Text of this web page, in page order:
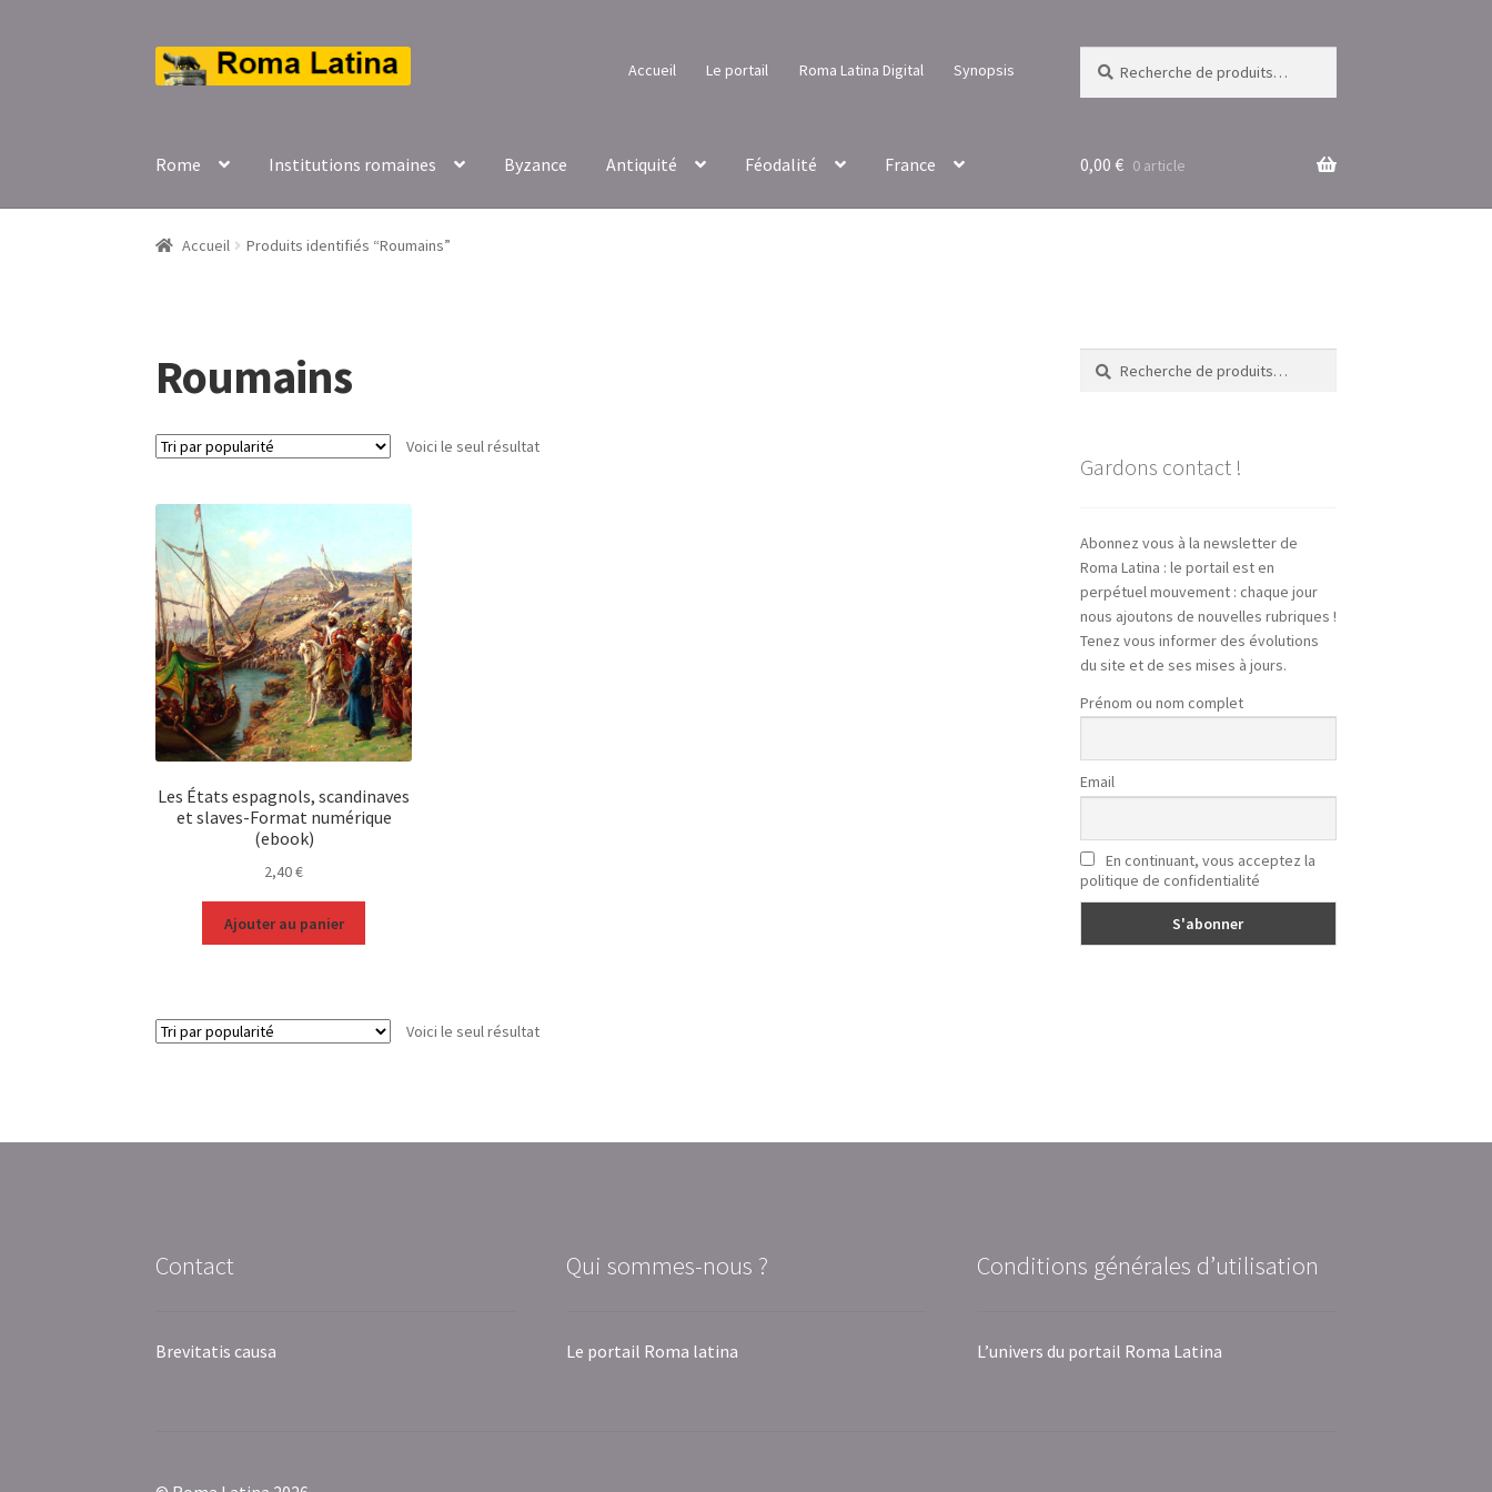
Aller
à
Aller
au
Accueil Le portail Roma Latina Digital Synopsis
pour :
Rome Institutions romaines Byzance Antiquité Féodalité France 0,00 € 0 article
Accueil Produits identifiés “Roumains”
Roumains
Voici le seul résultat
Les États espagnols, scandinaves
et slaves-Format numérique
(ebook)
2,40€
Ajouter au panier
Voici le seul résultat
Recherche
pour :
Recherche
Gardons contact !
Abonnez vous à la newsletter de
Roma Latina : le portail est en
perpétuel mouvement : chaque jour
nous ajoutons de nouvelles rubriques !
Tenez vous informer des évolutions
du site et de ses mises à jours.
Prénom ou nom complet
Email
En continuant, vous acceptez la
politique de confidentialité
Contact
Brevitatis causa
Qui sommes-nous ?
Le portail Roma latina
Conditions générales d’utilisation
L’univers du portail Roma Latina